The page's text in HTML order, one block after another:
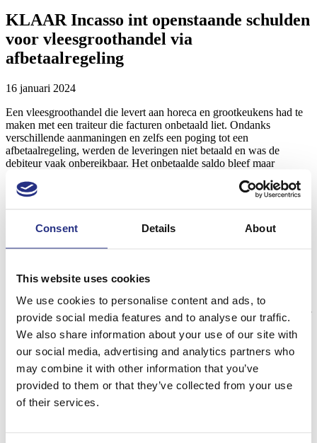
Consent Details About
This website uses cookies
We use cookies to personalise content and ads, to
provide social media features and to analyse our traffic.
We also share information about your use of our site with
our social media, advertising and analytics partners who
may combine it with other information that you’ve
provided to them or that they’ve collected from your use
of their services.
KLAAR Incasso int openstaande schulden
voor vleesgroothandel via
afbetaalregeling
16 januari 2024
Een vleesgroothandel die levert aan horeca en grootkeukens had te
maken met een traiteur die facturen onbetaald liet. Ondanks
verschillende aanmaningen en zelfs een poging tot een
afbetaalregeling, werden de leveringen niet betaald en was de
debiteur vaak onbereikbaar. Het onbetaalde saldo bleef maar
De leverancier maakte de afspraak dat nieuwe leveringen contant
betaald moesten worden en vroeg per maand minstens 1 oude
openstaande factuur af te betalen. De samenwerking loopt mis: bij
werd niet op voorhand uitgevoerd. De groothandel beslist om niet
geageerd. De debiteur geeft aan dat hij het financieel moeilijk heeft
en dat hij spoedig zal overgaan tot betaling. Hoog tijd om het dossier
over te maken aan KLAAR Incasso!
Wij zorgden voor eengestructureerde aanpak, waarbij we een
afbetaalregeling
tot stand brachten en regelmatige herinneringen
stuurden. Uiteindelijkinden we het volledige bedrag van €
2.456,77, inclusief extra kosten betaald, waarmee het dossier
succesvol werd afgerond.